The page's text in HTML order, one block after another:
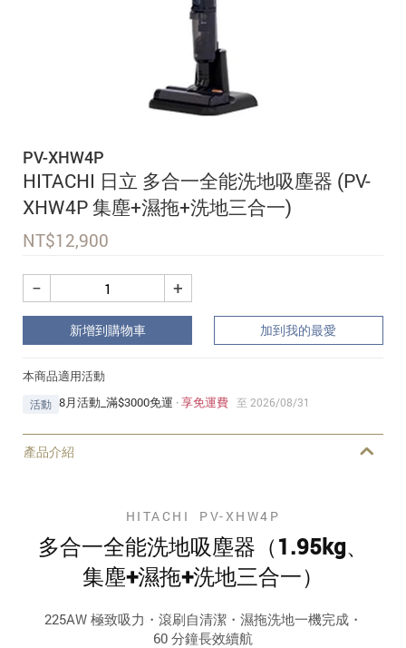
PV-XHW4P
HITACHI 日立 多合一全能洗地吸塵器 (PV-
XHW4P 集塵+濕拖+洗地三合一)
NT$12,900
+
−
新增到購物車 加到我的最愛
本商品適用活動
活動 8月活動_滿$3000免運 ·享免運費 至 2026/08/31
產品介紹
HITACHI PV-XHW4P
多合一全能洗地吸塵器（1.95kg、
集塵+濕拖+洗地三合一）
225AW 極致吸力・滾刷自清潔・濕拖洗地一機完成・
60 分鐘長效續航
加入 JARVIS VIP